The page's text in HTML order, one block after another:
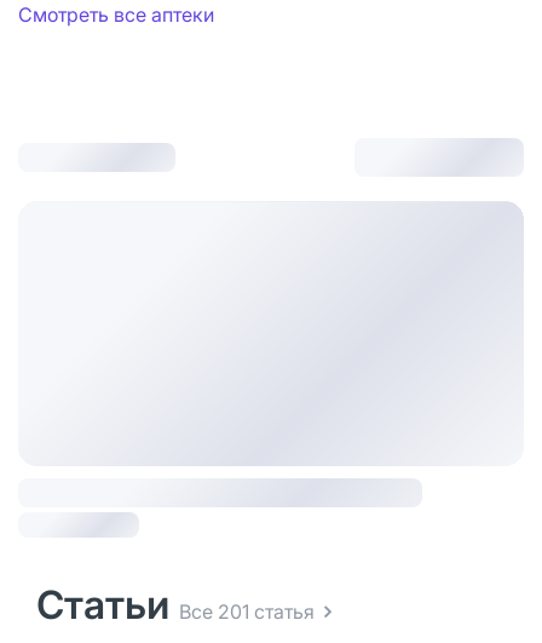
Смотреть все аптеки
Статьи Все 201 статья